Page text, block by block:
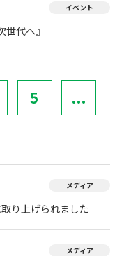
イベント
代へ』
5 ...
メディア
り上げられました
メディア